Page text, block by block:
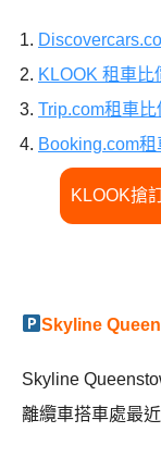
KLOOK 租車比
Trip.com租車比
Booking.com租
KLOOK搶
Skyline
Skyline
離纜車搭車處最